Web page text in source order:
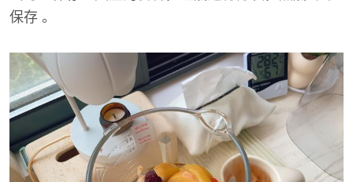
保存 。